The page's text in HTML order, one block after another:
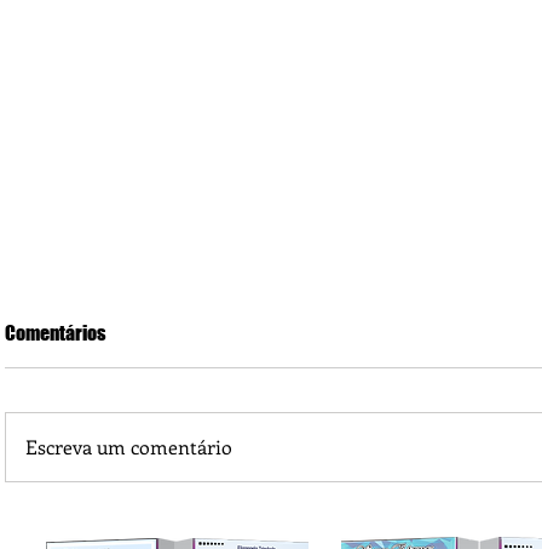
Comentários
Escreva um comentário